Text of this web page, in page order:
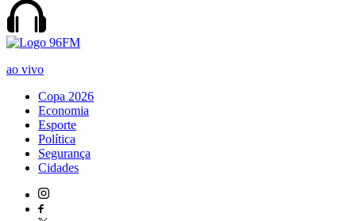
ao vivo
Copa 2026
Economia
Esporte
Política
Segurança
Cidades